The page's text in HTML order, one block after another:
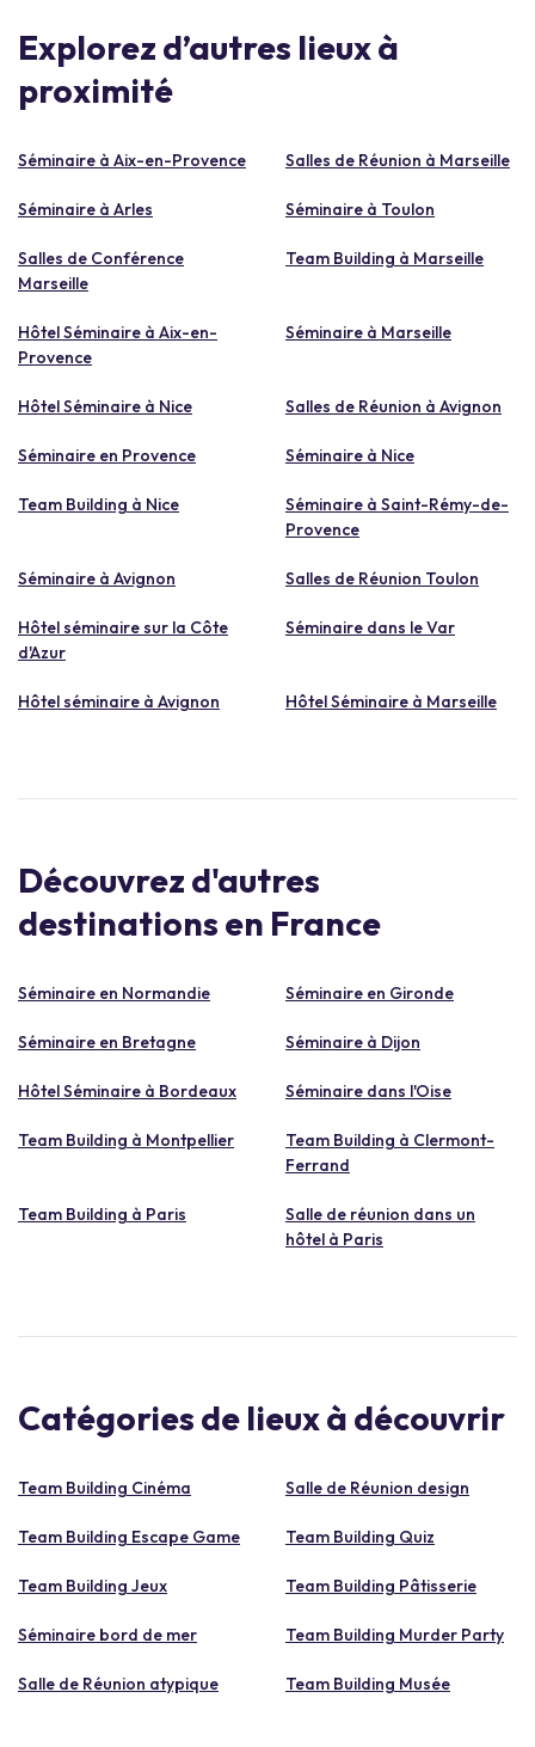
Explorez d’autres lieux à
proximité
Séminaire à Aix-en-Provence Salles de Réunion à Marseille
Séminaire à Arles Séminaire à Toulon
Salles de Conférence
Marseille
Team Building à Marseille
Hôtel Séminaire à Aix-en-
Provence
Séminaire à Marseille
Hôtel Séminaire à Nice Salles de Réunion à Avignon
Séminaire en Provence Séminaire à Nice
Team Building à Nice
Séminaire à Saint-Rémy-de-
Provence
Séminaire à Avignon Salles de Réunion Toulon
Hôtel séminaire sur la Côte
d'Azur
Séminaire dans le Var
Hôtel séminaire à Avignon Hôtel Séminaire à Marseille
Découvrez d'autres
destinations en France
Séminaire en Normandie Séminaire en Gironde
Séminaire en Bretagne Séminaire à Dijon
Hôtel Séminaire à Bordeaux Séminaire dans l'Oise
Team Building à Montpellier
Team Building à Clermont-
Ferrand
Team Building à Paris
Salle de réunion dans un
hôtel à Paris
Catégories de lieux à découvrir
Team Building Cinéma Salle de Réunion design
Team Building Escape Game Team Building Quiz
Team Building Jeux Team Building Pâtisserie
Séminaire bord de mer Team Building Murder Party
Salle de Réunion atypique Team Building Musée